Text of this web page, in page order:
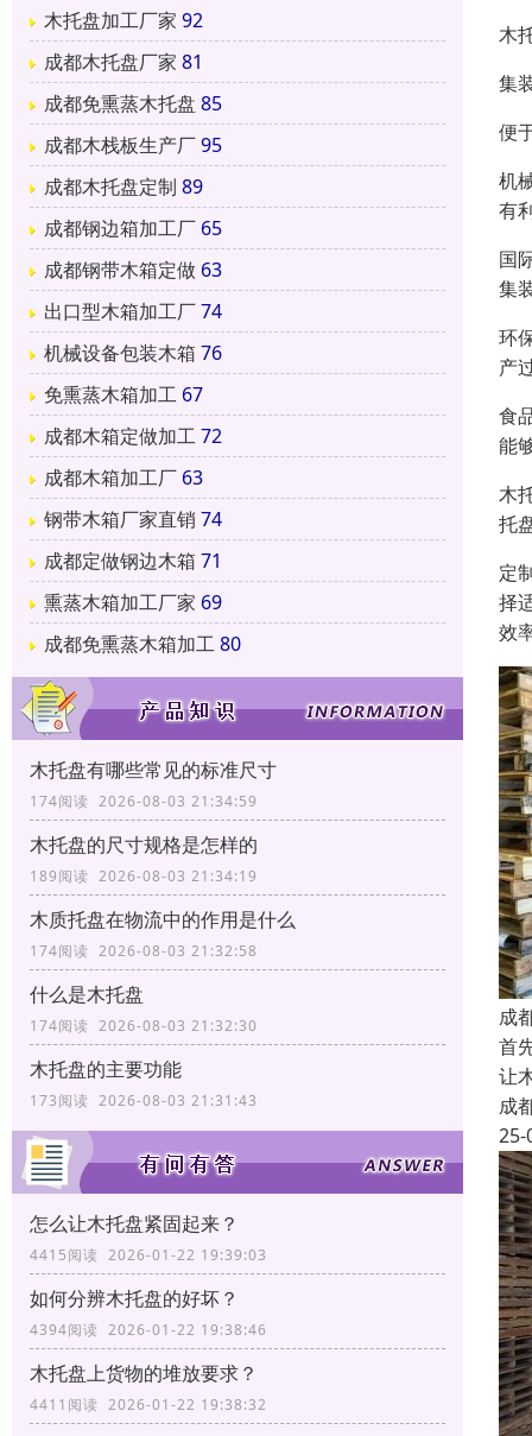
木托盘加工厂家 92
成都木托盘厂家 81
成都免熏蒸木托盘 85
成都木栈板生产厂95
成都木托盘定制 89
成都钢边箱加工厂 65
成都钢带木箱定做 63
出口型木箱加工厂74
机械设备包装木箱 76
免熏蒸木箱加工 67
成都木箱定做加工72
成都木箱加工厂 63
钢带木箱厂家直销 74
成都定做钢边木箱 71
熏蒸木箱加工厂家 69
成都免熏蒸木箱加工80
木托盘有哪些常见的标准尺寸
174阅读 2026-08-03 21:34:59
木托盘的尺寸规格是怎样的
189阅读 2026-08-03 21:34:19
木质托盘在物流中的作用是什么
174阅读 2026-08-03 21:32:58
什么是木托盘
174阅读 2026-08-03 21:32:30
木托盘的主要功能
173阅读 2026-08-03 21:31:43
怎么让木托盘紧固起来？
4415阅读 2026-01-22 19:39:03
如何分辨木托盘的好坏？
4394阅读 2026-01-22 19:38:46
木托盘上货物的堆放要求？
4411阅读 2026-01-22 19:38:32
木
集
便
机
有
国
集
环
产
食
能
木
托
定
择
效
成
首
让
成
25-